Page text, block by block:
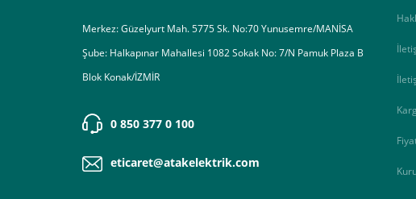
Merkez: Güzelyurt Mah. 5775 Sk. No:70 Yunusemre/MANİSA
Şube: Halkapınar Mahallesi 1082 Sokak No: 7/N Pamuk Plaza B
Blok Konak/İZMİR
0 850 377 0 100
eticaret@atakelektrik.com